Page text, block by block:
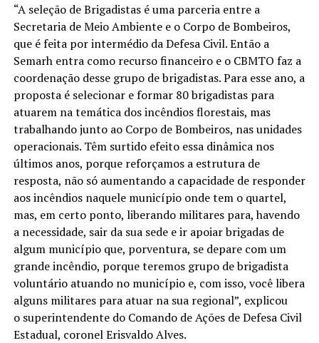
“A seleção de Brigadistas é uma parceria entre a
Secretaria de Meio Ambiente e o Corpo de Bombeiros,
que é feita por intermédio da Defesa Civil. Então a
Semarh entra como recurso financeiro e o CBMTO faz a
coordenação desse grupo de brigadistas. Para esse ano, a
proposta é selecionar e formar 80 brigadistas para
atuarem na temática dos incêndios florestais, mas
trabalhando junto ao Corpo de Bombeiros, nas unidades
operacionais. Têm surtido efeito essa dinâmica nos
últimos anos, porque reforçamos a estrutura de
resposta, não só aumentando a capacidade de responder
aos incêndios naquele município onde tem o quartel,
mas, em certo ponto, liberando militares para, havendo
a necessidade, sair da sua sede e ir apoiar brigadas de
algum município que, porventura, se depare com um
grande incêndio, porque teremos grupo de brigadista
voluntário atuando no município e, com isso, você libera
alguns militares para atuar na sua regional”, explicou
o superintendente do Comando de Ações de Defesa Civil
Estadual, coronel Erisvaldo Alves.